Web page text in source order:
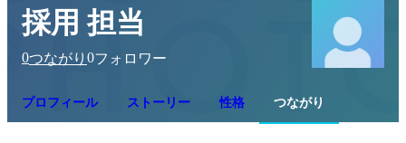
採用 担当
0つながり 0フォロワー
プロフィール ストーリー 性格 つながり